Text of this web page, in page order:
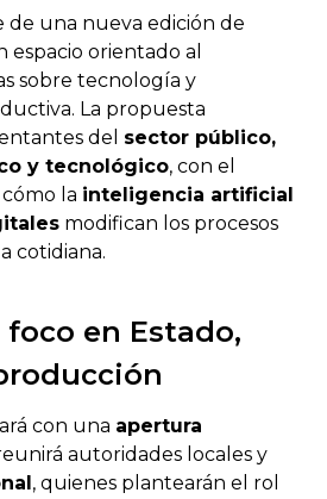
de una nueva edición de
espacio orientado al
sobre tecnología y
La propuesta
del sector público,
y tecnológico, con el
la inteligencia artificial
modifican los procesos
cotidiana.
en Estado,
con una apertura
autoridades locales y
, quienes plantearán el rol